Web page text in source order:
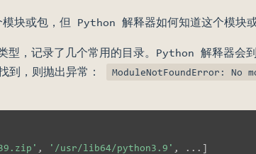
模块或包，但 Python 解释器如何知道这个模块
，记录了几个常用的目录。Python 解释器会
到，则抛出异常：
ModuleNotFoundError: No
, '/usr/lib64/python3.9' , . . . ]